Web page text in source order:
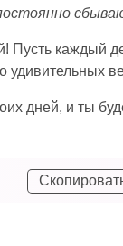
Пусть каждый
удивительных
дней, и ты